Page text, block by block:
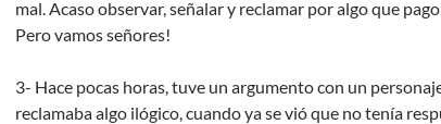
mal. Acaso observar, señalar y reclamar por algo que
Pero vamos señores!
3- Hace pocas horas, tuve un argumento con un
reclamaba algo ilógico, cuando ya se vió que no tenía